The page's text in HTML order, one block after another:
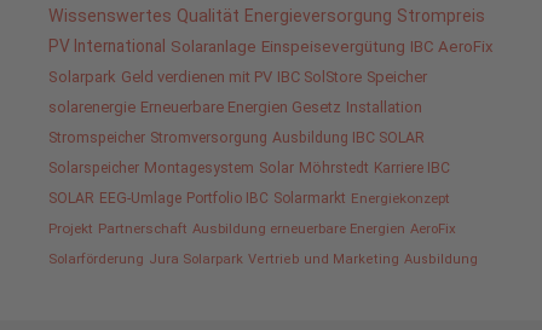
Wissenswertes Qualität Energieversorgung Strompreis
PV International Solaranlage Einspeisevergütung IBC AeroFix
Solarpark Geld verdienen mit PV IBC SolStore Speicher
solarenergie Erneuerbare Energien Gesetz Installation
Stromspeicher Stromversorgung Ausbildung IBC SOLAR
Solarspeicher Montagesystem Solar Möhrstedt Karriere IBC
SOLAR EEG-Umlage Portfolio IBC Solarmarkt Energiekonzept
Projekt Partnerschaft Ausbildung erneuerbare Energien AeroFix
Solarförderung Jura Solarpark Vertrieb und Marketing Ausbildung